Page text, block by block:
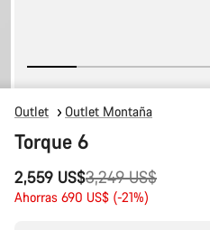
Outlet Outlet Montaña
Torque 6
2,559 US$
Precio
original
3,249 US$
Ahorras 690 US$ (-21%)